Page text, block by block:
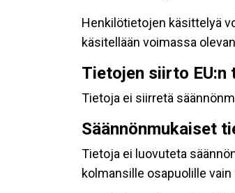
Henkilötietojen käsittelyä
käsitellään voimassa
Tietojen siirto EU:n
Tietoja ei siirretä
Säännönmukaiset
Tietoja ei luovuteta
kolmansille osapuolille